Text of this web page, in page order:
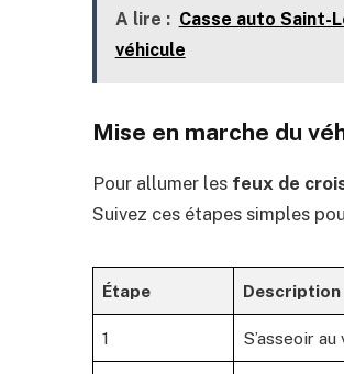
A lire : Casse auto Saint-
véhicule
Mise en marche du
Pour allumer les feux de
Suivez ces étapes simples
Étape Description
1 S’asseoir